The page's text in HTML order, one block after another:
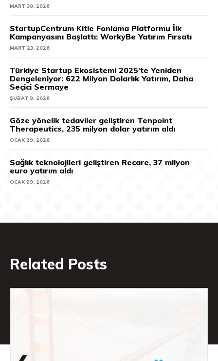
MART 30, 2026
StartupCentrum Kitle Fonlama Platformu İlk
Kampanyasını Başlattı: WorkyBe Yatırım Fırsatı
MART 23, 2026
Türkiye Startup Ekosistemi 2025’te Yeniden
Dengeleniyor: 622 Milyon Dolarlık Yatırım, Daha
Seçici Sermaye
ŞUBAT 9, 2026
Göze yönelik tedaviler geliştiren Tenpoint
Therapeutics, 235 milyon dolar yatırım aldı
OCAK 29, 2026
Sağlık teknolojileri geliştiren Recare, 37 milyon
euro yatırım aldı
OCAK 29, 2026
Related Posts